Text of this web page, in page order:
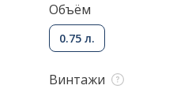
Объём
0.75 л.
Винтажи